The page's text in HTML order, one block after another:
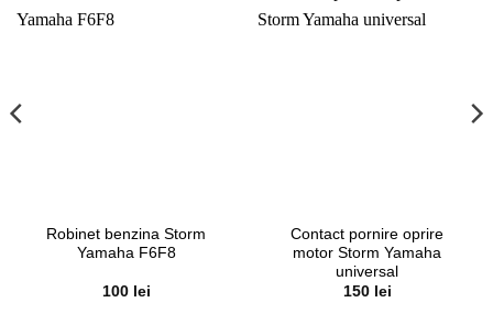
Robinet benzina Storm
Yamaha F6F8
100 lei
Contact pornire oprire
motor Storm Yamaha
universal
150 lei